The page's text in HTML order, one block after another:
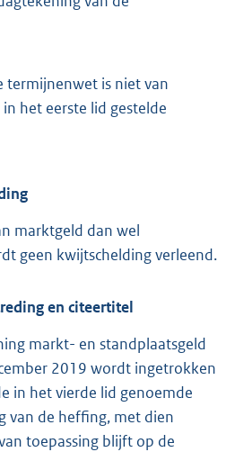
termijnenwet is niet van
het eerste lid gestelde
marktgeld dan wel
geen kwijtschelding verleend.
en citeertitel
markt- en standplaatsgeld
2019 wordt ingetrokken
in het vierde lid genoemde
van de heffing, met dien
toepassing blijft op de